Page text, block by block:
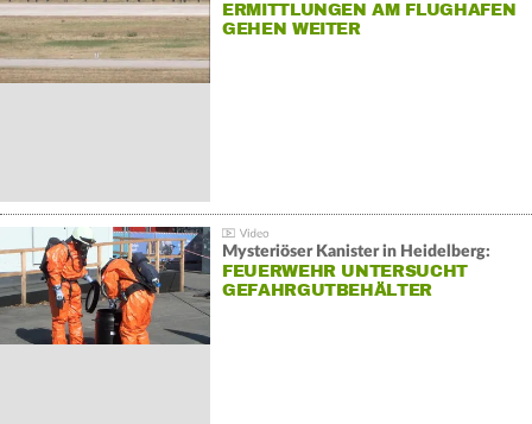
ERMITTLUNGEN AM FLUGHAFEN
GEHEN WEITER
Mysteriöser Kanister in Heidelberg:
FEUERWEHR UNTERSUCHT
GEFAHRGUTBEHÄLTER